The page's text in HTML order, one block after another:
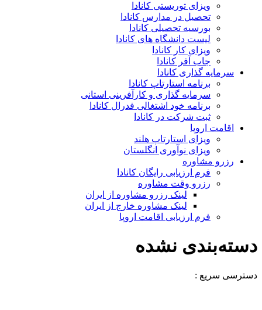
ویزای توریستی کانادا
تحصیل در مدارس کانادا
بورسیه تحصیلی کانادا
لیست دانشگاه های کانادا
ویزای کار کانادا
جاب آفر کانادا
سرمایه گذاری کانادا
برنامه استارتاپ کانادا
سرمایه گذاری و کارآفرینی استانی
برنامه خود اشتغالی فدرال کانادا
ثبت شرکت در کانادا
اقامت اروپا
ویزای استارتاپ هلند
ویزای نوآوری انگلستان
رزرو مشاوره
فرم ارزیابی رایگان کانادا
رزرو وقت مشاوره
لینک رزرو مشاوره از ایران
لینک مشاوره خارج از ایران
فرم ارزیابی اقامت اروپا
دسته‌بندی نشده
دسترسی سریع :